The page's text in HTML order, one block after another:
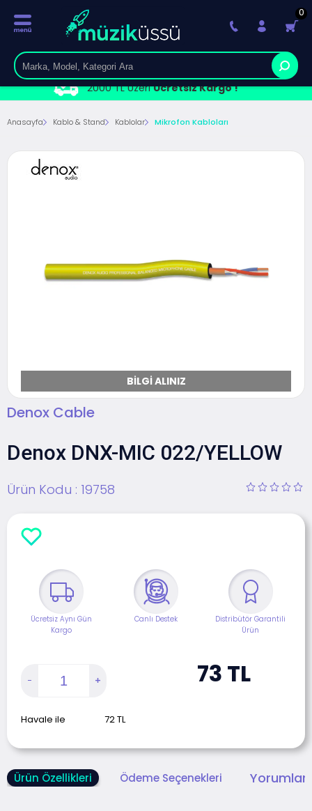
2000 TL ÜzeriÜcretsiz Kargo !
0
Anasayfa Kablo & Stand Kablolar Mikrofon Kabloları
BILGI ALINIZ
Denox Cable
Denox DNX-MIC 022/YELLOW
Ürün Kodu : 19758
Ücretsiz Aynı Gün
Kargo
Canlı Destek
Distribütör Garantili
Ürün
73 TL
Havale ile 72TL
Ürün Özellikleri Ödeme Seçenekleri